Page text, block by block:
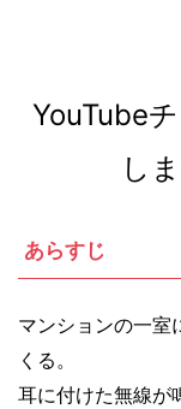
YouTube
し
あらすじ
マンションの一室
くる。
耳に付けた無線が